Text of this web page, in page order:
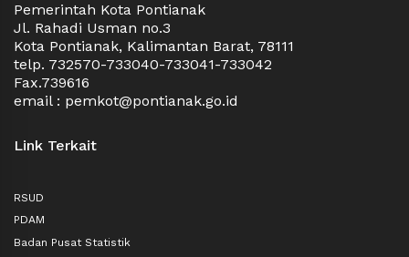
Pemerintah Kota Pontianak
Jl. Rahadi Usman no.3
Kota Pontianak, Kalimantan Barat, 78111
telp. 732570-733040-733041-733042
Fax.739616
email : pemkot@pontianak.go.id
Link Terkait
RSUD
PDAM
Badan Pusat Statistik